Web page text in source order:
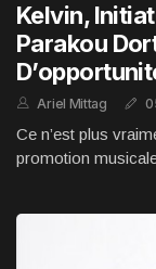
Kelvin,
Parakou
Ariel Mittag
Ce n’est plus
promotion